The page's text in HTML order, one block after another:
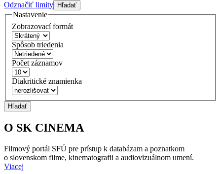
Odznačiť limity Hľadať
Nastavenie
Zobrazovací formát
Spôsob triedenia
Počet záznamov
Diakritické znamienka
Hľadať
O SK CINEMA
Filmový portál SFÚ pre prístup k databázam a poznatkom
o slovenskom filme, kinematografii a audiovizuálnom umení.
Viacej